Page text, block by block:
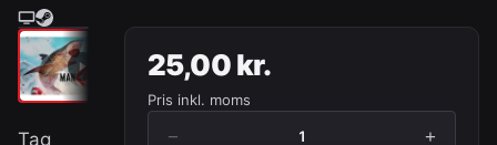
Tag
25,00 kr.
Pris inkl. moms
− 1 +